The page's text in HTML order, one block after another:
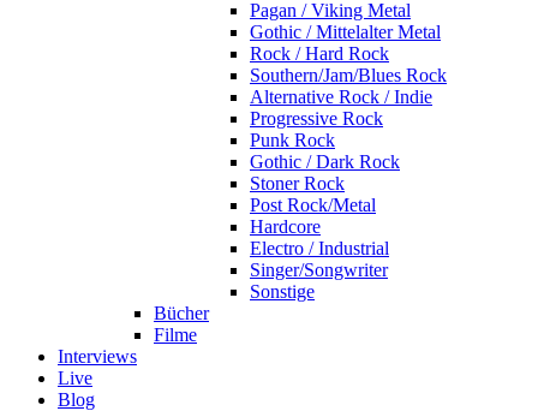
Pagan / Viking Metal
Gothic / Mittelalter Metal
Rock / Hard Rock
Southern/Jam/Blues Rock
Alternative Rock / Indie
Progressive Rock
Punk Rock
Gothic / Dark Rock
Stoner Rock
Post Rock/Metal
Hardcore
Electro / Industrial
Singer/Songwriter
Sonstige
Bücher
Filme
Interviews
Live
Blog